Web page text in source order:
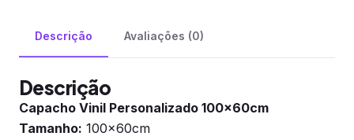
Descrição Avaliações (0)
Descrição
Capacho Vinil Personalizado 100x60cm
Tamanho: 100x60cm